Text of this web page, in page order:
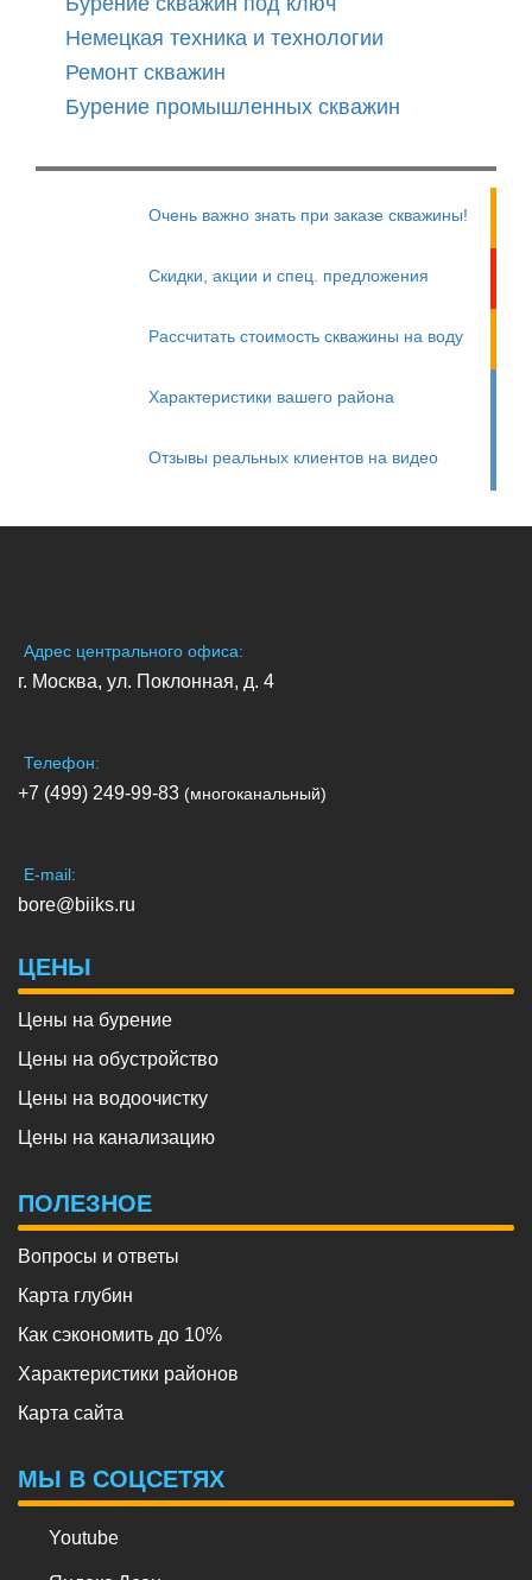
Немецкая техника и технологии
Ремонт скважин
Бурение промышленных скважин
Очень важно знать при заказе скважины!
Скидки, акции и спец. предложения
Рассчитать стоимость скважины на воду
Характеристики вашего района
Отзывы реальных клиентов на видео
Адрес центрального офиса:
г. Москва, ул. Поклонная, д. 4
Телефон:
+7 (499) 249-99-83 (многоканальный)
E-mail:
bore@biiks.ru
ЦЕНЫ
Цены на бурение
Цены на обустройство
Цены на водоочистку
Цены на канализацию
ПОЛЕЗНОЕ
Вопросы и ответы
Карта глубин
Как сэкономить до 10%
Характеристики районов
Карта сайта
МЫ В СОЦСЕТЯХ
Youtube